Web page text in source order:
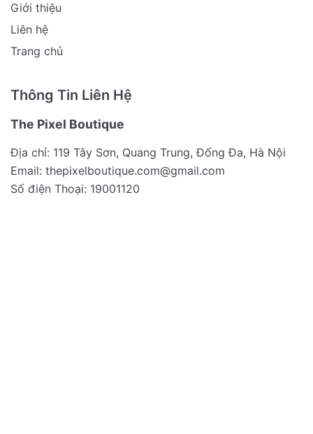
Giới thiệu
Liên hệ
Trang chủ
Thông Tin Liên Hệ
The Pixel Boutique
Địa chỉ: 119 Tây Sơn, Quang Trung, Đống Đa, Hà Nội
Email: thepixelboutique.com@gmail.com
Số điện Thoại: 19001120